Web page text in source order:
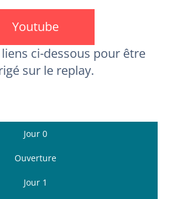
Youtube
ci-dessous pour être
sur le replay.
Jour 0
Ouverture
Jour 1